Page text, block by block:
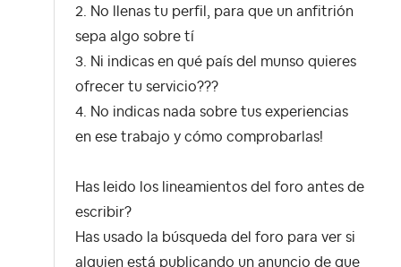
2. No llenas tu perfil, para que un anfitrión
sepa algo sobre tí
3. Ni indicas en qué país del munso quieres
ofrecer tu servicio???
4. No indicas nada sobre tus experiencias
en ese trabajo y cómo comprobarlas!
Has leido los lineamientos del foro antes de
escribir?
Has usado la búsqueda del foro para ver si
alguien está publicando un anuncio de que